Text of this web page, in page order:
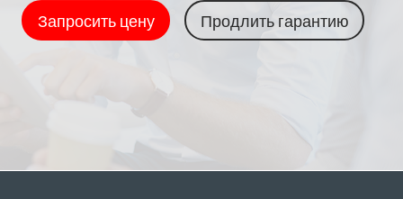
Запросить цену Продлить гарантию